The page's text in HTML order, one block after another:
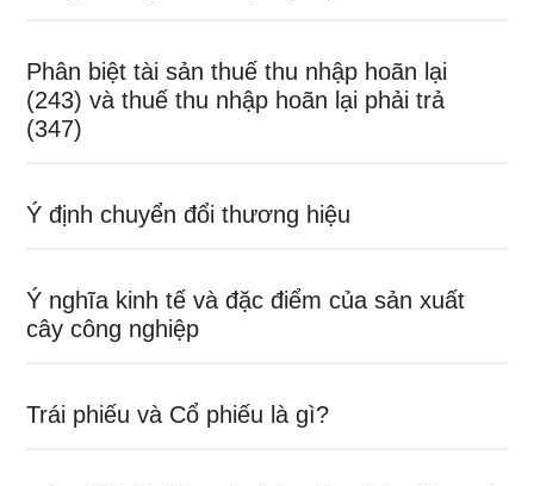
Phân biệt tài sản thuế thu nhập hoãn lại
(243) và thuế thu nhập hoãn lại phải trả
(347)
Ý định chuyển đổi thương hiệu
Ý nghĩa kinh tế và đặc điểm của sản xuất
cây công nghiệp
Trái phiếu và Cổ phiếu là gì?